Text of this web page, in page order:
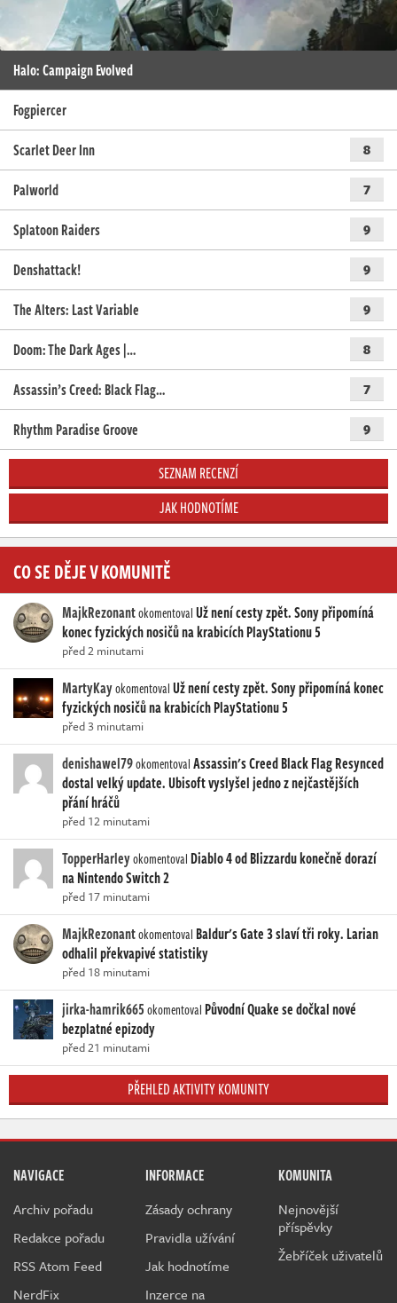
Halo: Campaign Evolved
Fogpiercer
Scarlet Deer Inn
8
Palworld 7
Splatoon Raiders 9
Denshattack! 9
The Alters: Last Variable 9
Doom: The Dark Ages |… 8
Assassin’s Creed: Black Flag… 7
Rhythm Paradise Groove 9
SEZNAM RECENZÍ
JAK HODNOTÍME
CO SE DĚJE V KOMUNITĚ
MajkRezonantokomentovalUž není cesty zpět. Sony připomíná
konec fyzických nosičů na krabicích PlayStationu 5
před 2 minutami
MartyKayokomentovalUž není cesty zpět. Sony připomíná konec
fyzických nosičů na krabicích PlayStationu 5
před 3 minutami
denishawel79okomentovalAssassin's Creed Black Flag Resynced
dostal velký update. Ubisoft vyslyšel jedno z nejčastějších
přání hráčů
před 12 minutami
TopperHarleyokomentoval Diablo 4 od Blizzardu konečně dorazí
na Nintendo Switch 2
před 17 minutami
MajkRezonantokomentoval Baldur's Gate 3 slaví tři roky. Larian
odhalil překvapivé statistiky
před 18 minutami
jirka-hamrik665okomentoval Původní Quake se dočkal nové
bezplatné epizody
před 21 minutami
PŘEHLED AKTIVITY KOMUNITY
NAVIGACE
Archiv pořadu
Redakce pořadu
RSS Atom Feed
NerdFix
INFORMACE
Zásady ochrany
Pravidla užívání
Jak hodnotíme
Inzerce na
KOMUNITA
Nejnovější
příspěvky
Žebříček uživatelů